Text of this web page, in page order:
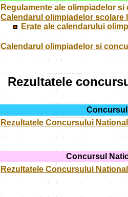
Regulamente ale olimpiadelor
Calendarul olimpiadelor scolare
Erate ale calendarului
Calendarul olimpiadelor si
Rezultatele
Rezultatele Concursului
Concursul
Rezultatele Concursului